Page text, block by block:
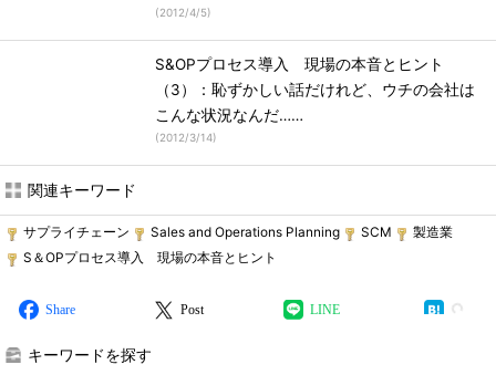
(2012/4/5)
S&OPプロセス導入 現場の本音とヒント
（3）：恥ずかしい話だけれど、ウチの会社は
こんな状況なんだ……
(2012/3/14)
関連キーワード
サプライチェーン Sales and Operations Planning SCM
製造業
S＆OPプロセス導入 現場の本音とヒント
Share Post LINE
キーワードを探す